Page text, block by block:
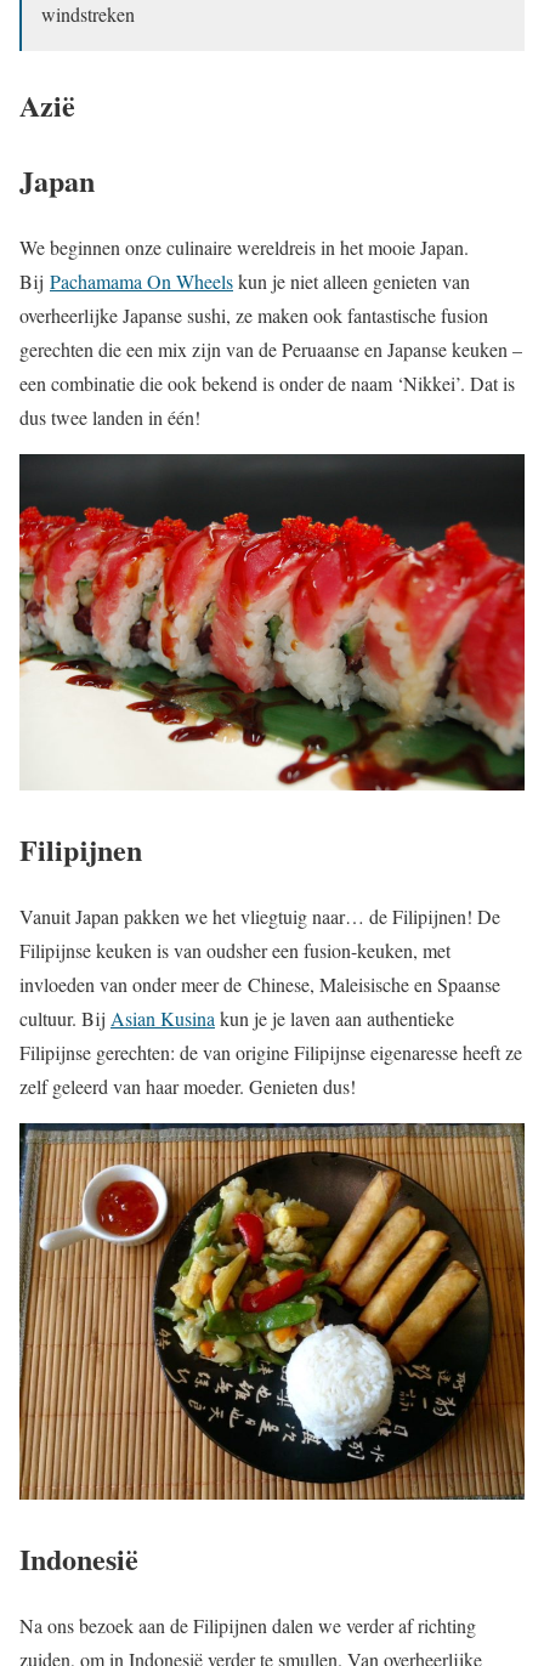
windstreken
Azië
Japan
We beginnen onze culinaire wereldreis in het mooie Japan.
Bij Pachamama On Wheelskun je niet alleen genieten van
overheerlijke Japanse sushi, ze maken ook fantastische fusion
gerechten die een mix zijn van de Peruaanse en Japanse keuken –
een combinatie die ook bekend is onder de naam ‘Nikkei’. Dat is
dus twee landen in één!
Filipijnen
Vanuit Japan pakken we het vliegtuig naar… de Filipijnen! De
Filipijnse keuken is van oudsher een fusion-keuken, met
invloeden van onder meer de Chinese, Maleisische en Spaanse
cultuur. Bij Asian Kusina kun je je laven aan authentieke
Filipijnse gerechten: de van origine Filipijnse eigenaresse heeft ze
zelf geleerd van haar moeder. Genieten dus!
Indonesië
Na ons bezoek aan de Filipijnen dalen we verder af richting
zuiden, om in Indonesië verder te smullen. Van overheerlijke